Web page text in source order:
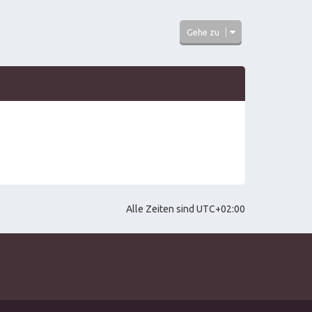
Gehe zu
Alle Zeiten sind UTC+02:00